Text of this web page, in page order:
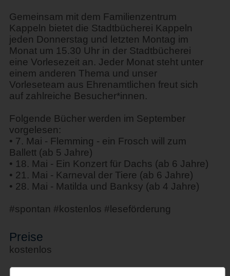
Gemeinsam mit dem Familienzentrum
Kappeln bietet die Stadtbücherei Kappeln
jeden Donnerstag und letzten Montag im
Monat um 15.30 Uhr in der Stadtbücherei
eine Vorlesezeit an. Jeder Monat steht unter
einem anderen Thema und unser
Vorleseteam aus Ehrenamtlichen freut sich
auf zahlreiche Besucher*innen.
Folgende Bücher werden im September
vorgelesen:
• 7. Mai - Flemming - ein Frosch will zum
Ballett (ab 5 Jahre)
• 18. Mai - Ein Konzert für Dachs (ab 6 Jahre)
• 21. Mai - Karneval der Tiere (ab 6 Jahre)
• 28. Mai - Matilda und Banksy (ab 4 Jahre)
#spontan #kostenlos #leseförderung
Preise
kostenlos